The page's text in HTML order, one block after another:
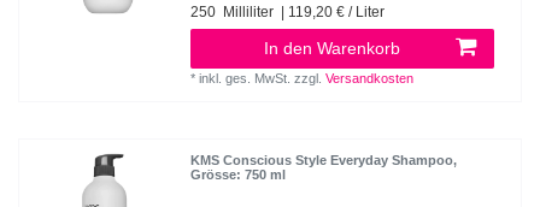
250 Milliliter | 119,20 € / Liter
In den Warenkorb
*inkl. ges. MwSt. zzgl.Versandkosten
KMS Conscious Style Everyday Shampoo,
Grösse: 750 ml